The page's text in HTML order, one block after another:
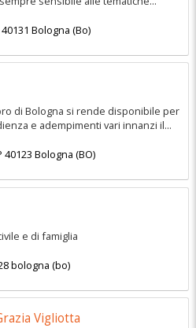
40131 Bologna (Bo)
di Bologna si rende disponibile per
e adempimenti vari innanzi il...
40123 Bologna (BO)
e di famiglia
bologna (bo)
Vigliotta